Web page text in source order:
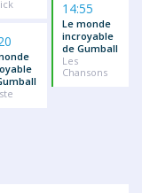
14:55
Le monde
incroyable
de Gumball
Les
Chansons